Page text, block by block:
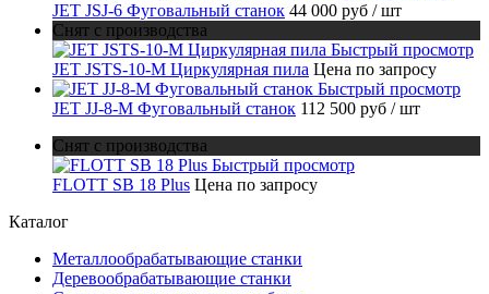
JET JSJ-6 Фуговальный станок 44 000 руб / шт
Снят с производства
Быстрый просмотр
JET JSTS-10-M Циркулярная пила Цена по запросу
Быстрый просмотр
JET JJ-8-M Фуговальный станок 112 500 руб / шт
Снят с производства
Быстрый просмотр
FLOTT SB 18 Plus Цена по запросу
Каталог
Металлообрабатывающие станки
Деревообрабатывающие станки